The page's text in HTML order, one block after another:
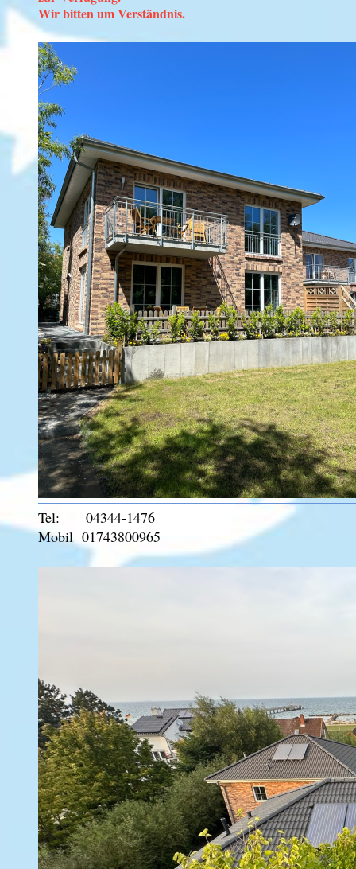
Wir bitten um Verständnis.
Tel: 04344-1476
Mobil 01743800965